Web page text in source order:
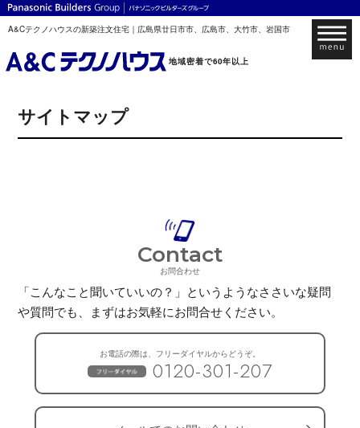
A&Cテクノハウスの新築注文住宅｜広島県廿日市市、広島市、大竹市、岩国市
地域密着で60年以上
TOP> サイトマップ
サイトマップ
Contact
お問合わせ
「こんなこと聞いていいの？」というようなささいな疑問
や質問でも、
まずはお気軽にお問合せください。
お電話の際は、フリーダイヤルからどうぞ。
0120-301-207